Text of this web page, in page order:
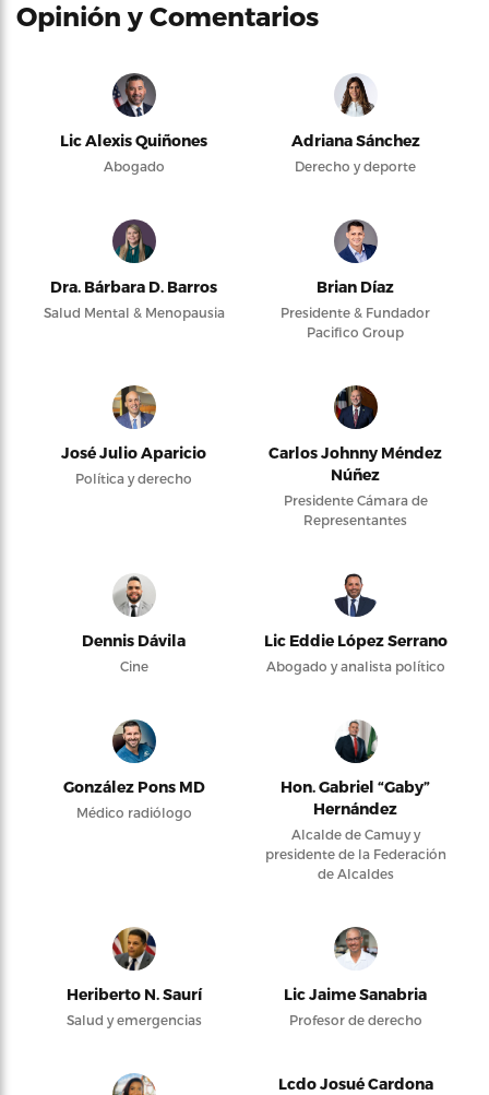
Opinión y Comentarios
Lic Alexis Quiñones
Abogado
Adriana Sánchez
Derecho y deporte
Dra. Bárbara D. Barros
Salud Mental & Menopausia
Brian Díaz
Presidente & Fundador
Pacifico Group
José Julio Aparicio
Política y derecho
Carlos Johnny Méndez
Núñez
Presidente Cámara de
Representantes
Dennis Dávila
Cine
Lic Eddie López Serrano
Abogado y analista político
González Pons MD
Médico radiólogo
Hon. Gabriel “Gaby”
Hernández
Alcalde de Camuy y
presidente de la Federación
de Alcaldes
Heriberto N. Saurí
Salud y emergencias
Lic Jaime Sanabria
Profesor de derecho
Lcdo Josué Cardona